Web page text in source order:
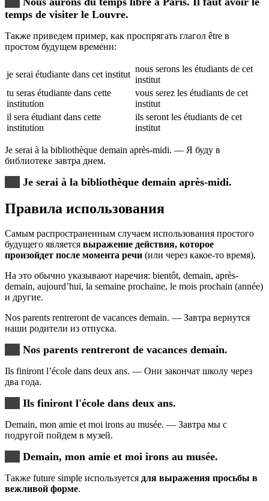
temps de visiter le Louvre.
Также приведем пример, как проспрягать глагол être в
простом будущем времени:
je serai étudiante dans cet institut
nous serons les étudiants de cet
institut
tu seras étudiante dans cette
institution
vous serez les étudiants de cet
institut
il sera étudiant dans cette
institution
ils seront les étudiants de cet
institut
Je serai à la bibliothèque demain après-midi. — Я буду в
библиотеке завтра днем.
Je serai à la bibliothèque demain après-midi.
Правила использования
Самым распространенным случаем использования простого
будущего является выражение действия, которое
произойдет после момента речи (или через какое-то время).
На это обычно указывают наречия: bientôt, demain, après-
demain, aujourd’hui, la semaine prochaine, le mois prochain (année)
и другие.
Nos parents rentreront de vacances demain. — Завтра вернутся
наши родители из отпуска.
Nos parents rentreront de vacances demain.
Ils finiront l’école dans deux ans. — Они закончат школу через
два года.
Ils finiront l'école dans deux ans.
Demain, mon amie et moi irons au musée. — Завтра мы с
подругой пойдем в музей.
Demain, mon amie et moi irons au musée.
Также future simple используется для выражения просьбы в
вежливой форме.